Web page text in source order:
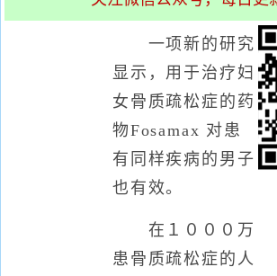
一项新的研究
显示，用于治疗妇
女骨质疏松症的药
物Fosamax 对患
有同样疾病的男子
也有效。
在１０００万
患骨质疏松症的人